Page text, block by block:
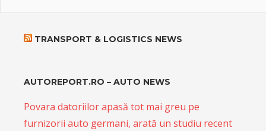
TRANSPORT & LOGISTICS NEWS
AUTOREPORT.RO – AUTO NEWS
Povara datoriilor apasă tot mai greu pe
furnizorii auto germani, arată un studiu recent